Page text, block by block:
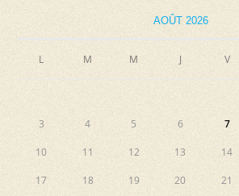
AOÛT 2026
L M M J V
3 4 5 6 7
10 11 12 13 14
17 18 19 20 21